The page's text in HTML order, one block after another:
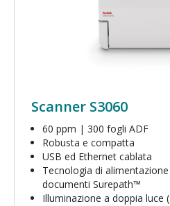
Scanner S3060
60 ppm | 300 fogli ADF
Robusta e compatta
USB ed Ethernet cablata
Tecnologia di
documenti Surepath™
Illuminazione a doppia luce